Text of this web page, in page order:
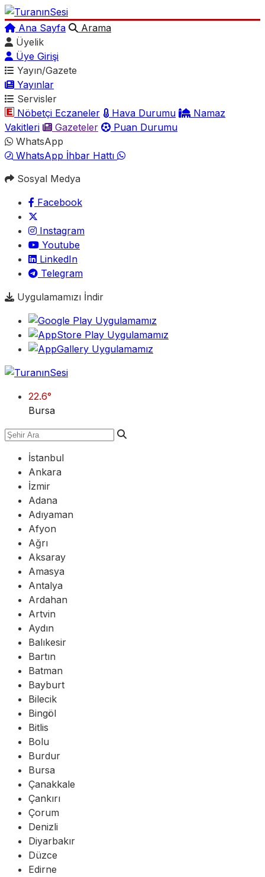
Ana Sayfa
Arama
Üyelik
Üye Girişi
Yayın/Gazete
Yayınlar
Servisler
Nöbetçi Eczaneler
Hava Durumu
Namaz
Vakitleri
Gazeteler
Puan Durumu
WhatsApp
WhatsApp İhbar Hattı
Sosyal Medya
Facebook
Instagram
Youtube
LinkedIn
Telegram
Uygulamamızı İndir
22.6°
Bursa
İstanbul
Ankara
İzmir
Adana
Adıyaman
Afyon
Ağrı
Aksaray
Amasya
Antalya
Ardahan
Artvin
Aydın
Balıkesir
Bartın
Batman
Bayburt
Bilecik
Bingöl
Bitlis
Bolu
Burdur
Bursa
Çanakkale
Çankırı
Çorum
Denizli
Diyarbakır
Düzce
Edirne